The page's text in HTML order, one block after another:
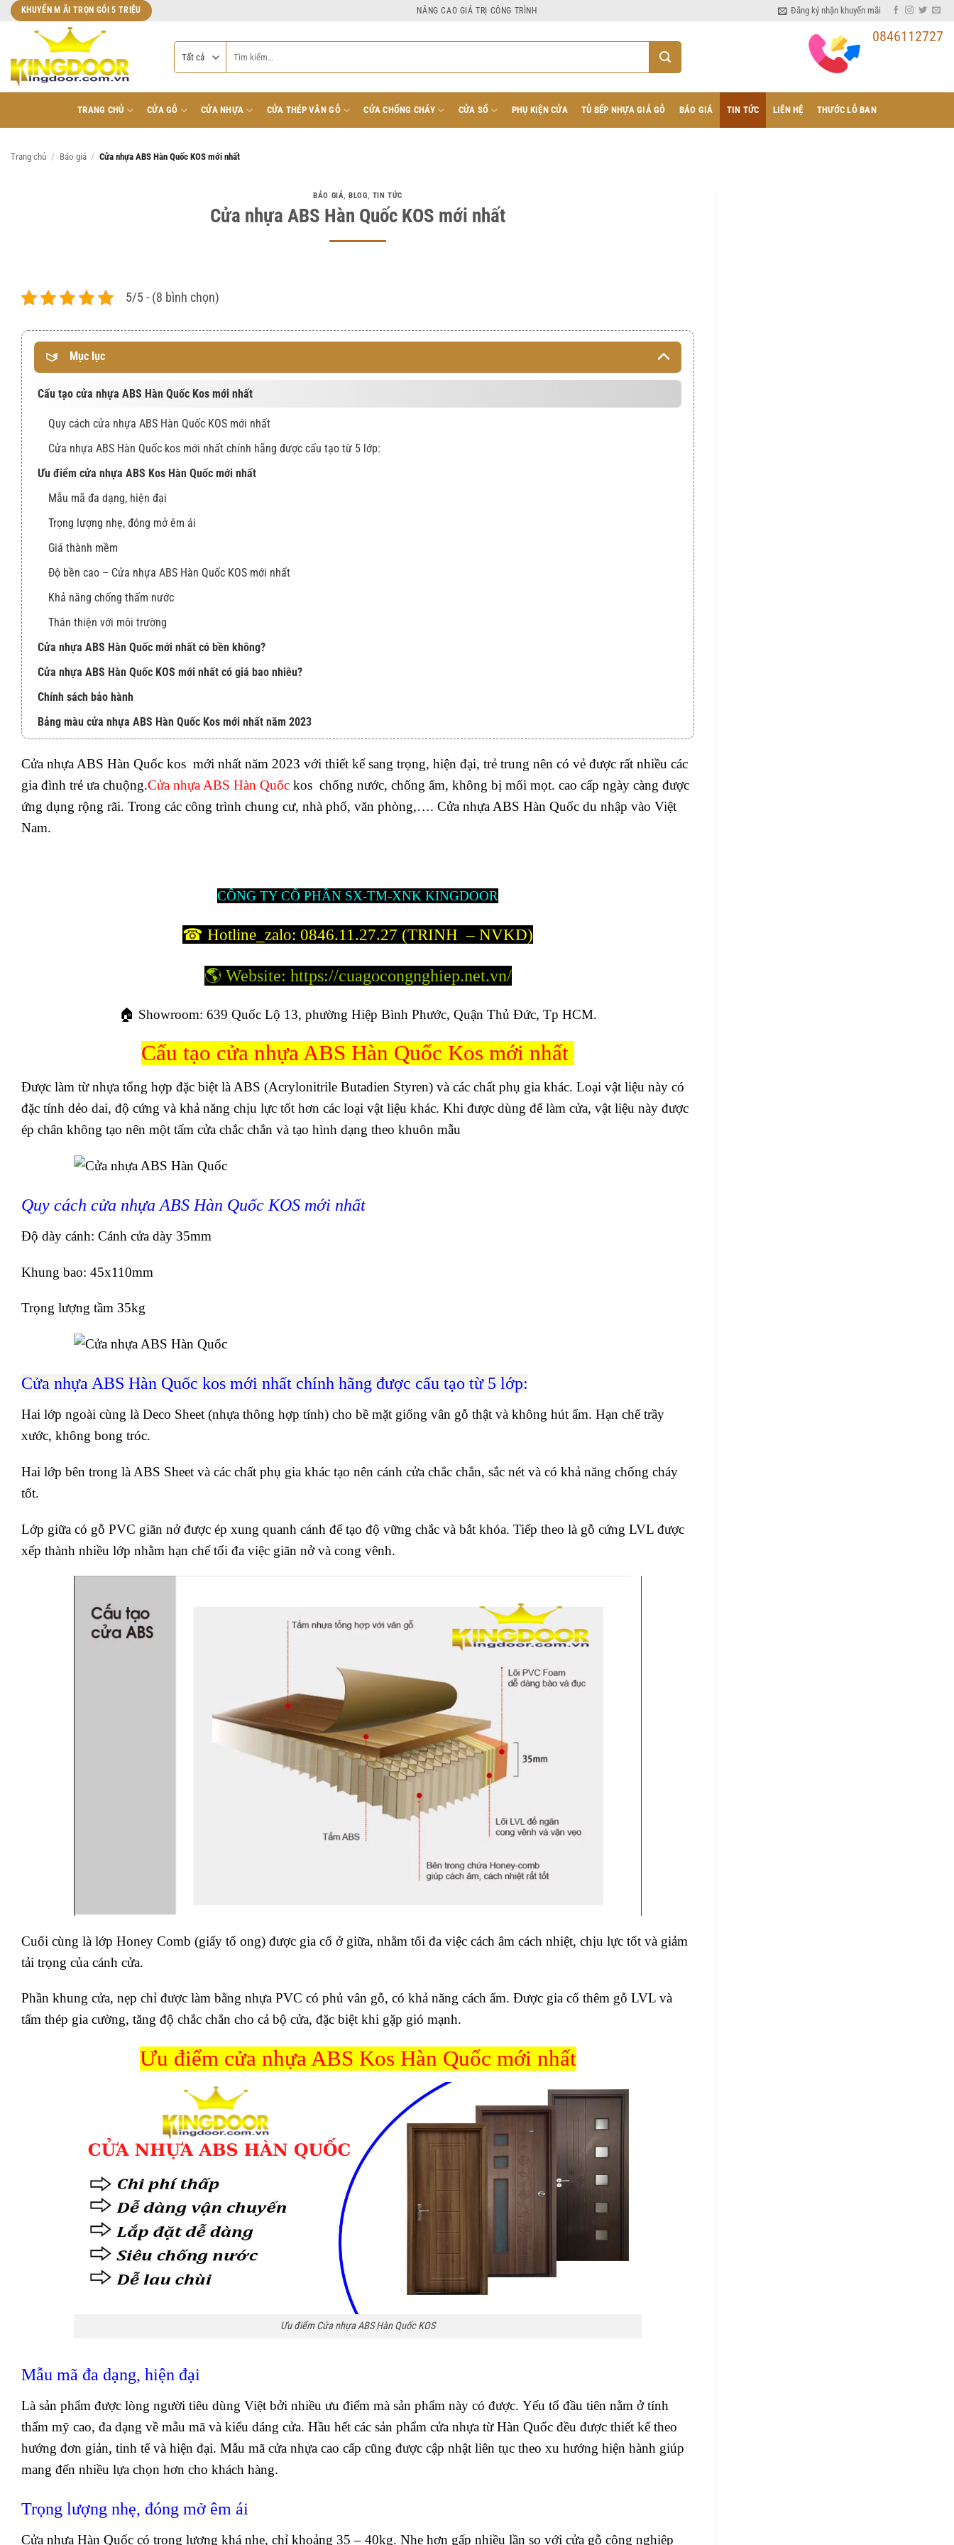
Bỏ
dung
KHUYẾN M ÃI TRỌN GÓI 5 TRIỆU NÂNG CAO GIÁ TRỊ CÔNG TRÌNH Đăng ký nhận khuyến mãi
kiếm:
0846112727
TRANG CHỦ CỬA GỖ CỬA NHỰA CỬA THÉP VÂN GỖ CỬA CHỐNG CHÁY CỬA SỔ PHỤ KIỆN CỬA TỦ BẾP NHỰA GIẢ GỖ BÁO GIÁ TIN TỨC LIÊN HỆ THƯỚC LỖ BAN
Trang chủ / Báo giá / Cửa nhựa ABS Hàn Quốc KOS mới nhất
BÁO GIÁ,BLOG, TIN TỨC
Cửa nhựa ABS Hàn Quốc KOS mới nhất
5/5 - (8 bình chọn)
Mục lục
Cấu tạo cửa nhựa ABS Hàn Quốc Kos mới nhất
Quy cách cửa nhựa ABS Hàn Quốc KOS mới nhất
Cửa nhựa ABS Hàn Quốc kos mới nhất chính hãng được cấu tạo từ 5 lớp:
Ưu điểm cửa nhựa ABS Kos Hàn Quốc mới nhất
Mẫu mã đa dạng, hiện đại
Trọng lượng nhẹ, đóng mở êm ái
Giá thành mềm
Độ bền cao – Cửa nhựa ABS Hàn Quốc KOS mới nhất
Khả năng chống thấm nước
Thân thiện với môi trường
Cửa nhựa ABS Hàn Quốc mới nhất có bền không?
Cửa nhựa ABS Hàn Quốc KOS mới nhất có giá bao nhiêu?
Chính sách bảo hành
Bảng màu cửa nhựa ABS Hàn Quốc Kos mới nhất năm 2023
Thông tin hỗ trợ khách hàng:
Cửa nhựa ABS Hàn Quốc kos mới nhất năm 2023 với thiết kế sang trọng, hiện đại, trẻ trung nên có vẻ được rất nhiều các
gia đình trẻ ưa chuộng.Cửa nhựa ABS Hàn Quốc kos chống nước, chống ẩm, không bị mối mọt. cao cấp ngày càng được
ứng dụng rộng rãi. Trong các công trình chung cư, nhà phố, văn phòng,…. Cửa nhựa ABS Hàn Quốc du nhập vào Việt
Nam.
CÔNG TY CỔ PHẦN SX-TM-XNK KINGDOOR
☎ Hotline_zalo: 0846.11.27.27 (TRINH – NVKD)
🌎 Website: https://cuagocongnghiep.net.vn/
🏠 Showroom: 639 Quốc Lộ 13, phường Hiệp Bình Phước, Quận Thủ Đức, Tp HCM.
Cấu tạo cửa nhựa ABS Hàn Quốc Kos mới nhất
Được làm từ nhựa tổng hợp đặc biệt là ABS (Acrylonitrile Butadien Styren) và các chất phụ gia khác. Loại vật liệu này có
đặc tính dẻo dai, độ cứng và khả năng chịu lực tốt hơn các loại vật liệu khác. Khi được dùng để làm cửa, vật liệu này được
ép chân không tạo nên một tấm cửa chắc chắn và tạo hình dạng theo khuôn mẫu
Quy cách cửa nhựa ABS Hàn Quốc KOS mới nhất
Độ dày cánh: Cánh cửa dày 35mm
Khung bao: 45x110mm
Trọng lượng tầm 35kg
Cửa nhựa ABS Hàn Quốc kos mới nhất chính hãng được cấu tạo từ 5 lớp:
Hai lớp ngoài cùng là Deco Sheet (nhựa thông hợp tính) cho bề mặt giống vân gỗ thật và không hút ẩm. Hạn chế trầy
xước, không bong tróc.
Hai lớp bên trong là ABS Sheet và các chất phụ gia khác tạo nên cánh cửa chắc chắn, sắc nét và có khả năng chống cháy
tốt.
Lớp giữa có gỗ PVC giãn nở được ép xung quanh cánh để tạo độ vững chắc và bắt khóa. Tiếp theo là gỗ cứng LVL được
xếp thành nhiều lớp nhằm hạn chế tối đa việc giãn nở và cong vênh.
Cuối cùng là lớp Honey Comb (giấy tổ ong) được gia cố ở giữa, nhằm tối đa việc cách âm cách nhiệt, chịu lực tốt và giảm
tải trọng của cánh cửa.
Phần khung cửa, nẹp chỉ được làm bằng nhựa PVC có phủ vân gỗ, có khả năng cách ẩm. Được gia cố thêm gỗ LVL và
tấm thép gia cường, tăng độ chắc chắn cho cả bộ cửa, đặc biệt khi gặp gió mạnh.
Ưu điểm cửa nhựa ABS Kos Hàn Quốc mới nhất
Ưu điểm Cửa nhựa ABS Hàn Quốc KOS
Mẫu mã đa dạng, hiện đại
Là sản phẩm được lòng người tiêu dùng Việt bởi nhiều ưu điểm mà sản phẩm này có được. Yếu tố đầu tiên nằm ở tính
thẩm mỹ cao, đa dạng về mẫu mã và kiểu dáng cửa. Hầu hết các sản phẩm cửa nhựa từ Hàn Quốc đều được thiết kế theo
hướng đơn giản, tinh tế và hiện đại. Mẫu mã cửa nhựa cao cấp cũng được cập nhật liên tục theo xu hướng hiện hành giúp
mang đến nhiều lựa chọn hơn cho khách hàng.
Trọng lượng nhẹ, đóng mở êm ái
Cửa nhựa Hàn Quốc có trọng lượng khá nhẹ, chỉ khoảng 35 – 40kg. Nhẹ hơn gấp nhiều lần so với cửa gỗ công nghiệp